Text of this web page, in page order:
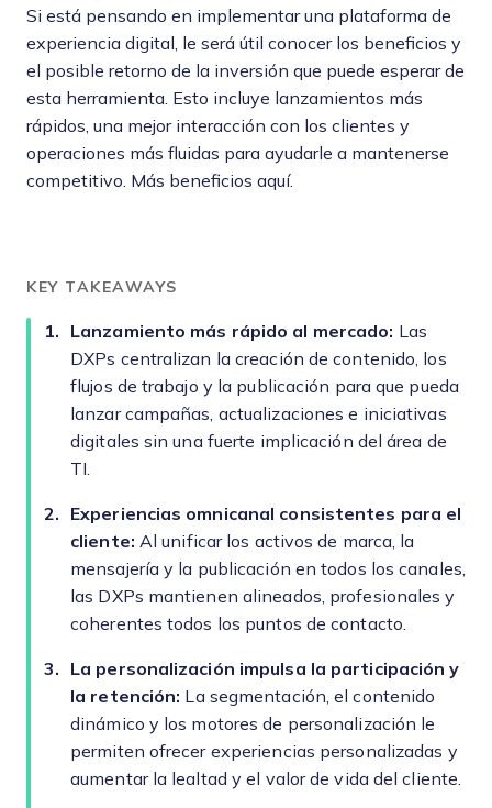
Si está pensando en implementar una plataforma de
experiencia digital, le será útil conocer los beneficios y
el posible retorno de la inversión que puede esperar de
esta herramienta. Esto incluye lanzamientos más
rápidos, una mejor interacción con los clientes y
operaciones más fluidas para ayudarle a mantenerse
competitivo. Más beneficios aquí.
KEY TAKEAWAYS
Lanzamiento más rápido al mercado: Las
DXPs centralizan la creación de contenido, los
flujos de trabajo y la publicación para que pueda
lanzar campañas, actualizaciones e iniciativas
digitales sin una fuerte implicación del área de
TI.
Experiencias omnicanal consistentes para el
cliente: Al unificar los activos de marca, la
mensajería y la publicación en todos los canales,
las DXPs mantienen alineados, profesionales y
coherentes todos los puntos de contacto.
La personalización impulsa la participación y
la retención: La segmentación, el contenido
dinámico y los motores de personalización le
permiten ofrecer experiencias personalizadas y
aumentar la lealtad y el valor de vida del cliente.